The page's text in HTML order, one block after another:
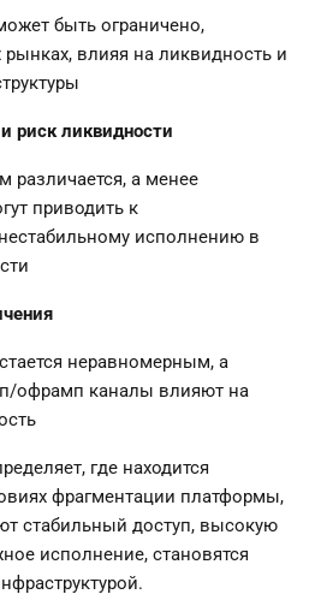
быть ограничено,
влияя на ликвидность и
риск ликвидности
различается, а менее
приводить к
исполнению в
неравномерным, а
офрамп каналы влияют на
где находится
фрагментации платформы,
стабильный доступ, высокую
исполнение, становятся